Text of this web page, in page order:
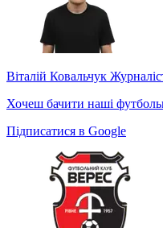
Віталій Ковальчук
Хочеш бачити наші
Підписатися в Google